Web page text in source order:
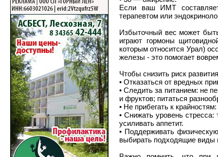
Если ваш ИМТ
терапевтом или
Избыточный вес может
играют гормоны
которым относится Урал)
железы - это помогает
Чтобы снизить риск
• Отказаться от вредных
• Следить за питанием: не
и фруктов; питаться
• Не прибегать к
• Снижать уровень
усиливать аппетит.
• Поддерживать
выбирать подходящие виды